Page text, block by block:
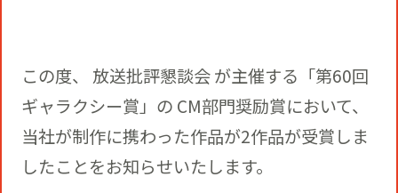
デジタルコンサルティング
方針
COMPANY
社長メッセージ
RECRUIT
この度、 放送批評懇談会 が主催する「第60回
ギャラクシー賞」の CM部門奨励賞において、
当社が制作に携わった作品が2作品が受賞しま
したことをお知らせいたします。